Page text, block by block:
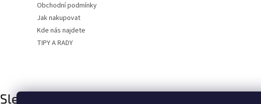
Obchodní podmínky
Jak nakupovat
Kde nás najdete
TIPY A RADY
Sledujte nás na sociálních sítích